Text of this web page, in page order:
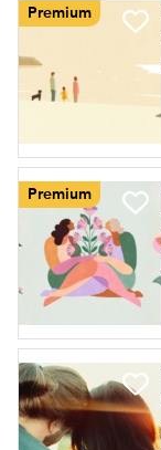
Premium
Premium